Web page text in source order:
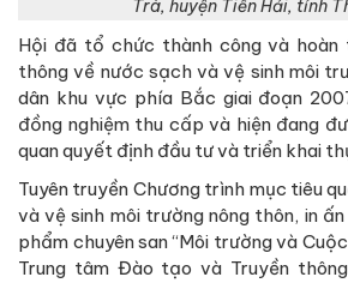
cuốn sách “Sổ tay truyền thông về
môi trường’’.
Hưởng ứng Tuần lễ quốc gia về
trường Trung ương Hội phối hợp với
chức mít-tinh và triển khai thực hiện
thiết thực như: hoạt động thu gom,
thải, nguồn nước thải; tuyên truyền,
khu dân cư tổng vệ sinh nơi công
chuyển biến về nhận thức; tổ chức
chiến dịch làm cho Thế giới sạch hơn